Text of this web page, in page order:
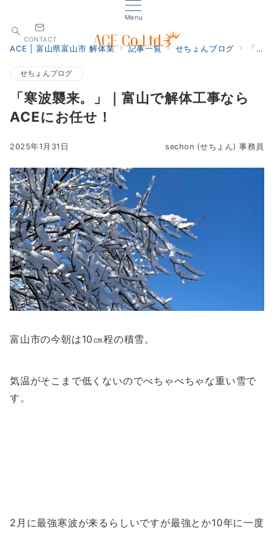
Menu
CONTACT
ACE | 富山県富山市 解体業 記事一覧 せちょんブログ 「寒波襲来。」｜富山で解体工事ならACEにお任せ！
せちょんブログ
「寒波襲来。」｜富山で解体工事なら
ACEにお任せ！
2025年1月31日 sechon (せちょん) 事務員
富山市の今朝は10㎝程の積雪。
気温がそこまで低くないのでべちゃべちゃな重い雪で
す。
2月に最強寒波が来るらしいですが最強とか10年に一度